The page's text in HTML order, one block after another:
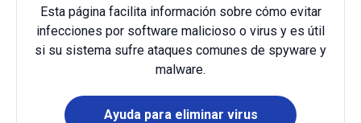
Esta página facilita información sobre cómo evitar
infecciones por software malicioso o virus y es útil
si su sistema sufre ataques comunes de spyware y
malware.
Ayuda para eliminar virus